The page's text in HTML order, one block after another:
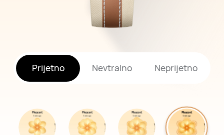
Prijetno Nevtralno Neprijetno